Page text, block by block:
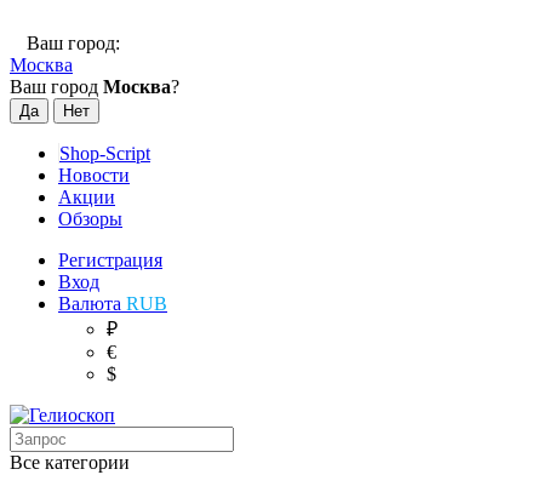
Ваш город:
Москва
Ваш город Москва?
Shop-Script
Новости
Акции
Обзоры
Регистрация
Вход
Валюта RUB
₽
€
$
Все категории